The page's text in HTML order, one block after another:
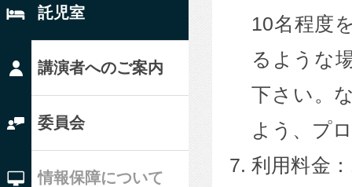
託児室
講演者へのご案内
委員会
情報保障について
10名程度
るような
下さい。
よう、プ
利用料金